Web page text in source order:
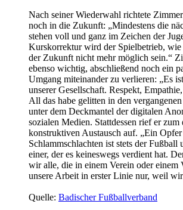
Nach seiner Wiederwahl richtete
noch in die Zukunft: „Mindestens die
stehen voll und ganz im Zeichen der
Kurskorrektur wird der Spielbetrieb,
der Zukunft nicht mehr möglich sein.“
ebenso wichtig, abschließend noch ein
Umgang miteinander zu verlieren: „Es
unserer Gesellschaft. Respekt,
All das habe gelitten in den
unter dem Deckmantel der digitalen
sozialen Medien. Stattdessen rief er zum
konstruktiven Austausch auf. „Ein
Schlammschlachten ist stets der Fußball
einer, der es keineswegs verdient hat.
wir alle, die in einem Verein oder einem
unsere Arbeit in erster Linie nur, weil
Quelle: Badischer Fußballverband